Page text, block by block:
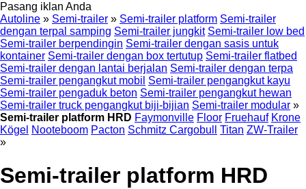
Pasang iklan Anda
Autoline » Semi-trailer » Semi-trailer platform Semi-trailer
dengan terpal samping Semi-trailer jungkit Semi-trailer low bed
Semi-trailer berpendingin Semi-trailer dengan sasis untuk
kontainer Semi-trailer dengan box tertutup Semi-trailer flatbed
Semi-trailer dengan lantai berjalan Semi-trailer dengan terpa
Semi-trailer pengangkut mobil Semi-trailer pengangkut kayu
Semi-trailer pengaduk beton Semi-trailer pengangkut hewan
Semi-trailer truck pengangkut biji-bijian Semi-trailer modular »
Semi-trailer platform HRD Faymonville Floor Fruehauf Krone
Kögel Nooteboom Pacton Schmitz Cargobull Titan ZW-Trailer
»
Semi-trailer platform HRD